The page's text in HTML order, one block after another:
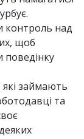
контроль над
щоб
займають
та